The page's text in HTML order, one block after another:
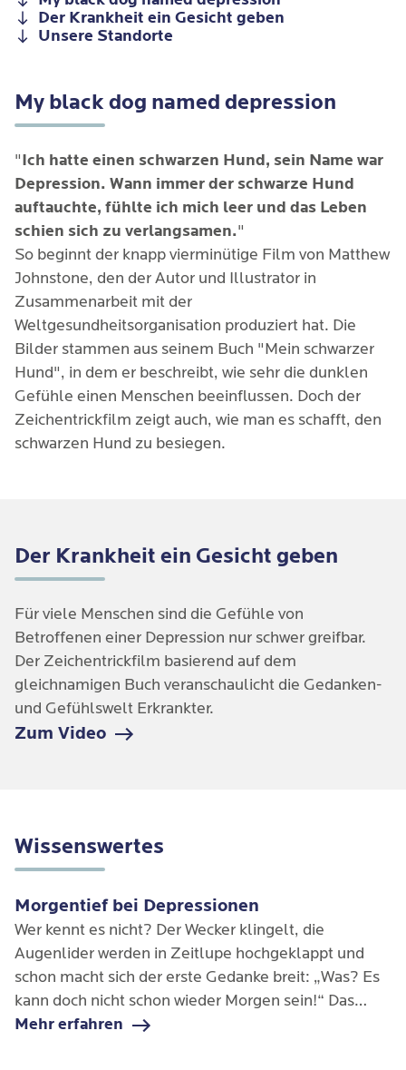
Der Krankheit ein Gesicht geben
Unsere Standorte
My black dog named depression
"Ich hatte einen schwarzen Hund, sein Name war
Depression. Wann immer der schwarze Hund
auftauchte, fühlte ich mich leer und das Leben
schien sich zu verlangsamen."
So beginnt der knapp vierminütige Film von Matthew
Johnstone, den der Autor und Illustrator in
Zusammenarbeit mit der
Weltgesundheitsorganisation produziert hat. Die
Bilder stammen aus seinem Buch "Mein schwarzer
Hund", in dem er beschreibt, wie sehr die dunklen
Gefühle einen Menschen beeinflussen. Doch der
Zeichentrickfilm zeigt auch, wie man es schafft, den
schwarzen Hund zu besiegen.
Der Krankheit ein Gesicht geben
Für viele Menschen sind die Gefühle von
Betroffenen einer Depression nur schwer greifbar.
Der Zeichentrickfilm basierend auf dem
gleichnamigen Buch veranschaulicht die Gedanken-
und Gefühlswelt Erkrankter.
Zum Video
Wissenswertes
Morgentief bei Depressionen
Wer kennt es nicht? Der Wecker klingelt, die
Augenlider werden in Zeitlupe hochgeklappt und
schon macht sich der erste Gedanke breit: „Was? Es
kann doch nicht schon wieder Morgen sein!“ Das
sogenannte Morgentief ist häufig der kleine
Mehr erfahren